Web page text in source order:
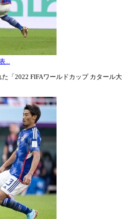
...
「2022 FIFAワールドカップ カタール